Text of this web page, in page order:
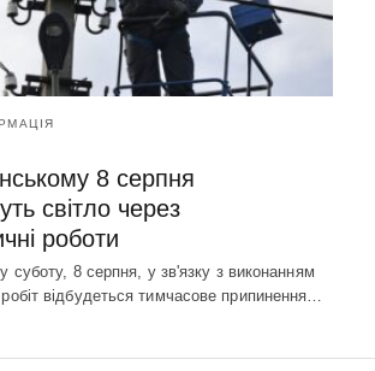
8 серпня
світло через
роботи
суботу, 8 серпня, у зв'язку з виконанням
відбудеться тимчасове припинення…